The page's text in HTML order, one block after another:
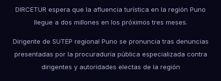
DIRCETUR espera que la afluencia turística en la región Puno
llegue a dos millones en los próximos tres meses.
Dirigente de SUTEP regional Puno se pronuncia tras denuncias
presentadas por la procuraduría pública especializada contra
dirigentes y autoridades electas de la región